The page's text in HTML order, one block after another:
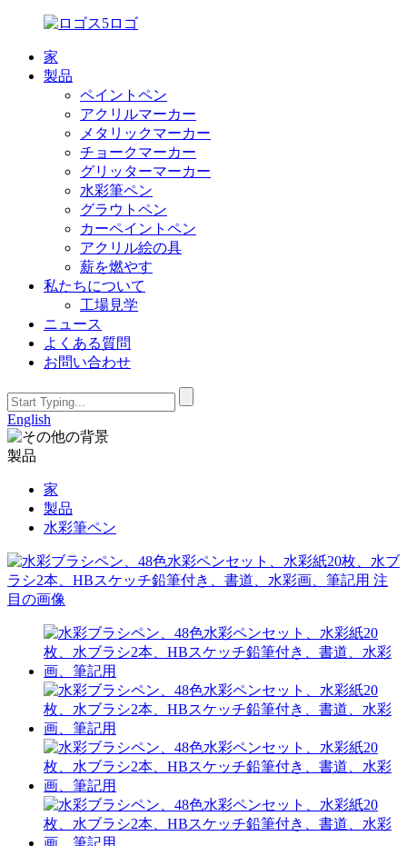
家
製品
ペイントペン
アクリルマーカー
メタリックマーカー
チョークマーカー
グリッターマーカー
水彩筆ペン
グラウトペン
カーペイントペン
アクリル絵の具
薪を燃やす
私たちについて
工場見学
ニュース
よくある質問
お問い合わせ
English
製品
家
製品
水彩筆ペン